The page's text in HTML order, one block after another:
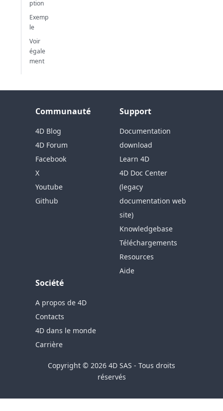
ption
Exemp
le
Voir
égale
ment
Communauté
4D Blog
4D Forum
Facebook
X
Youtube
Github
Support
Documentation
download
Learn 4D
4D Doc Center
(legacy
documentation web
site)
Knowledgebase
Téléchargements
Resources
Aide
Société
A propos de 4D
Contacts
4D dans le monde
Carrière
Copyright © 2026 4D SAS - Tous droits
réservés